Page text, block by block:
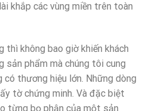
khắp các vùng miền trên toàn
thì không bao giờ khiến khách
sản phẩm mà chúng tôi cung
có thương hiệu lớn. Những dòng
tờ chứng minh. Và đặc biệt
từng bọ phận của một sản